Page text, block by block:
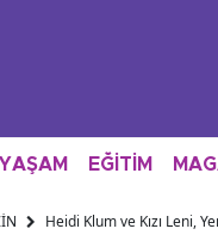
YAŞAM EĞİTİM
Heidi Klum ve Kızı Leni,